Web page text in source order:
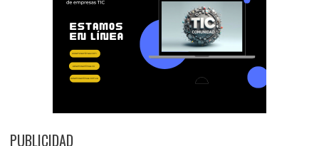
PUBLICIDAD